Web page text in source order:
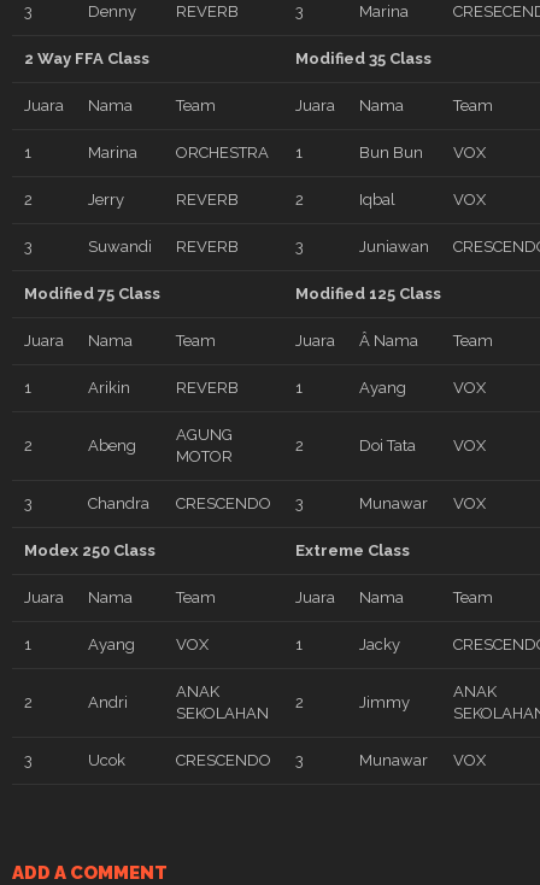
3 Denny REVERB 3 Marina
2 Way FFA Class Modified 35 Class
Juara Nama Team Juara Nama Team
1 Marina ORCHESTRA 1 Bun Bun VOX
2 Jerry REVERB 2 Iqbal VOX
3 Suwandi REVERB 3 Juniawan
Modified 75 Class Modified 125 Class
Juara Nama Team Juara Â Nama Team
1 Arikin REVERB 1 Ayang VOX
2 Abeng
AGUNG
MOTOR
2 Doi Tata VOX
3 Chandra CRESCENDO 3 Munawar VOX
Modex 250 Class Extreme Class
Juara Nama Team Juara Nama Team
1 Ayang VOX 1 Jacky
2 Andri
ANAK
SEKOLAHAN
2 Jimmy
ANAK
3 Ucok CRESCENDO 3 Munawar VOX
ADD A COMMENT